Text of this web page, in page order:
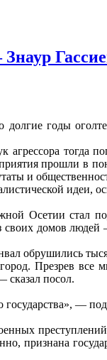
годы
тогда
прошли в
и
идеи,
Осетии стал
домов людей
обрушились
Презрев все
сказал посол.
—
признана